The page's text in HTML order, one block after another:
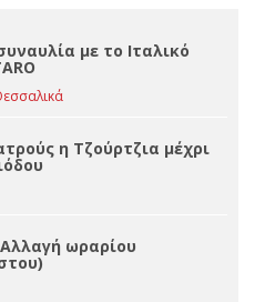
με το Ιταλικό
η Τζούρτζια μέχρι